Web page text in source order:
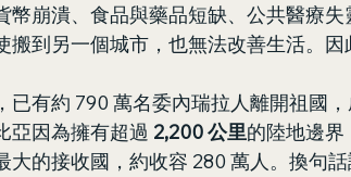
幣崩潰、食品與藥品短缺、公共醫療
搬到另一個城市，也無法改善生活。因
已有約 790 萬名委內瑞拉人離開祖國
亞因為擁有超過 2,200 公里的陸地邊
大的接收國，約收容 280 萬人。換句